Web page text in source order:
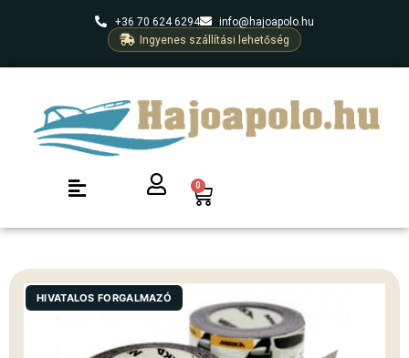
+36 70 624 6294
info@hajoapolo.hu
Ingyenes szállítási lehetőség
0
HIVATALOS FORGALMAZÓ